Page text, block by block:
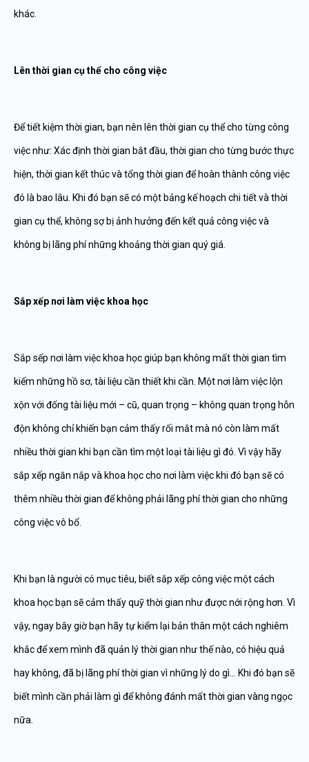
khác.
Lên thời gian cụ thể cho công việc
Để tiết kiệm thời gian, bạn nên lên thời gian cụ thể cho từng công
việc như: Xác định thời gian bắt đầu, thời gian cho từng bước thực
hiện, thời gian kết thúc và tổng thời gian để hoàn thành công việc
đó là bao lâu. Khi đó bạn sẽ có một bảng kế hoạch chi tiết và thời
gian cụ thể, không sợ bị ảnh hưởng đến kết quả công việc và
không bị lãng phí những khoảng thời gian quý giá.
Sắp xếp nơi làm việc khoa học
Sắp sếp nơi làm việc khoa học giúp bạn không mất thời gian tìm
kiếm những hồ sơ, tài liệu cần thiết khi cần. Một nơi làm việc lộn
xộn với đống tài liệu mới – cũ, quan trọng – không quan trọng hỗn
độn không chỉ khiến bạn cảm thấy rối mắt mà nó còn làm mất
nhiều thời gian khi bạn cần tìm một loại tài liệu gì đó. Vì vậy hãy
sắp xếp ngăn nắp và khoa học cho nơi làm việc khi đó bạn sẽ có
thêm nhiều thời gian để không phải lãng phí thời gian cho những
công việc vô bổ.
Khi bạn là người có mục tiêu, biết sắp xếp công việc một cách
khoa học bạn sẽ cảm thấy quỹ thời gian như được nới rộng hơn. Vì
vậy, ngay bây giờ bạn hãy tự kiểm lại bản thân một cách nghiêm
khắc để xem mình đã quản lý thời gian như thế nào, có hiệu quả
hay không, đã bị lãng phí thời gian vì những lý do gì… Khi đó bạn sẽ
biết mình cần phải làm gì để không đánh mất thời gian vàng ngọc
nữa.